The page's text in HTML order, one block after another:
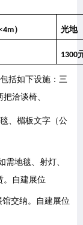
4m） 光地
1300
括如下设施：三
洽谈椅、
、楣板文字（公
需地毯、射灯、
。自建展位
交纳。自建展位